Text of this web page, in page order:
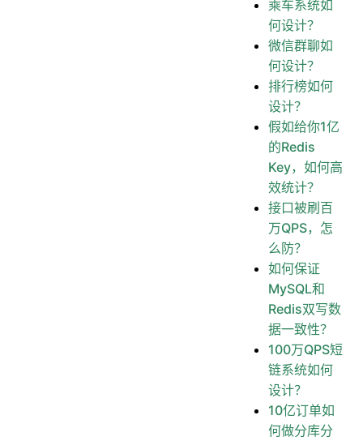
乘车系统如
何设计？
微信群聊如
何设计？
排行榜如何
设计？
假如给你1亿
的Redis
Key，如何高
效统计？
接口被刷百
万QPS，怎
么防？
如何保证
MySQL和
Redis双写数
据一致性？
100万QPS短
链系统如何
设计？
10亿订单如
何做分库分